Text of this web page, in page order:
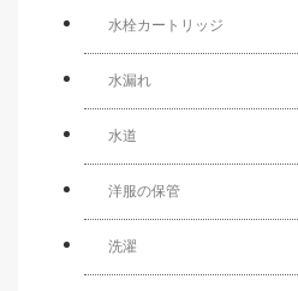
水栓カートリッジ
水漏れ
水道
洋服の保管
洗濯